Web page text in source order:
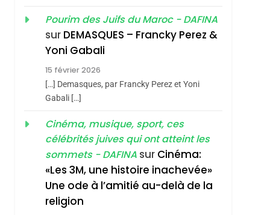
Tout Sur La Nostalgie
SOUVENIRS
L’alliance Pourrait
D’Amérique Latine
2025, L’année La Plus
Meurtrière Selon Le
Rapport D’ADL
FRANCE ISRAÉL
6
Pourim des Juifs du Maroc - DAFINA
sur DEMASQUES – Francky Perez &
Yoni Gabali
15 février 2026
[…] Demasques, par Francky Perez et Yoni
Gabali […]
Cinéma, musique, sport, ces
célébrités juives qui ont atteint les
sommets - DAFINA sur Cinéma:
«Les 3M, une histoire inachevée»
Une ode à l’amitié au-delà de la
religion
Zrihen-